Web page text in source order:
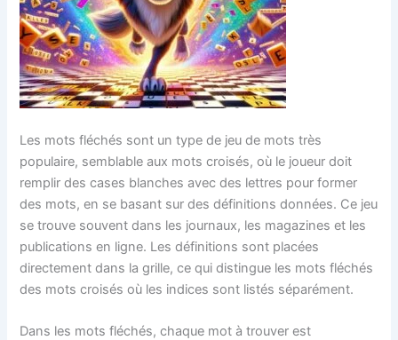
Les mots fléchés sont un type de jeu de mots très
populaire, semblable aux mots croisés, où le joueur doit
remplir des cases blanches avec des lettres pour former
des mots, en se basant sur des définitions données. Ce jeu
se trouve souvent dans les journaux, les magazines et les
publications en ligne. Les définitions sont placées
directement dans la grille, ce qui distingue les mots fléchés
des mots croisés où les indices sont listés séparément.
Dans les mots fléchés, chaque mot à trouver est